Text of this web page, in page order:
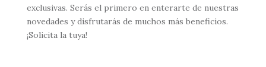
exclusivas. Serás el primero en enterarte de nuestras
novedades y disfrutarás de muchos más beneficios.
¡Solicita la tuya!